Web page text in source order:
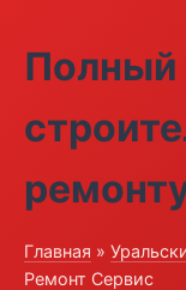
Полный
Главная »
Ремонт Сервис